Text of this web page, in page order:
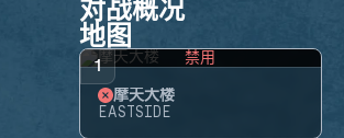
对战概况
地图
1 禁用
摩天大楼
EASTSIDE